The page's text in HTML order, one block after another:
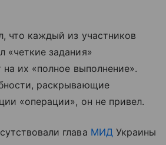
что каждый из участников
«четкие задания»
их «полное выполнение».
раскрывающие
«операции», он не привел.
глава МИДУкраины